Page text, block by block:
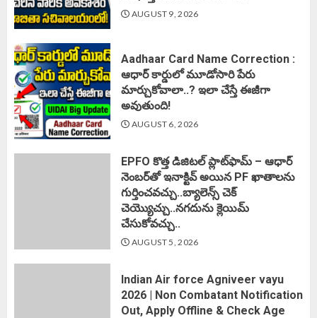
AUGUST 9, 2026
Aadhaar Card Name Correction :
ఆధార్ కార్డులో మూడోసారి పేరు
మార్చుకోవాలా..? ఇలా చేస్తే ఈజీగా
అవుతుంది!
AUGUST 6, 2026
EPFO కొత్త డిజిటల్ ప్లాట్‌ఫామ్‌ – ఆధార్
నెంబర్‌తో ఇనాక్టివ్ అయిన PF ఖాతాలను
గుర్తించవచ్చు..బ్యాలెన్స్ చెక్
చెయ్యొచ్చు..నగదును క్లెయిమ్
చేసుకోవచ్చు..
AUGUST 5, 2026
Indian Air force Agniveer vayu
2026 | Non Combatant Notification
Out, Apply Offline & Check Age